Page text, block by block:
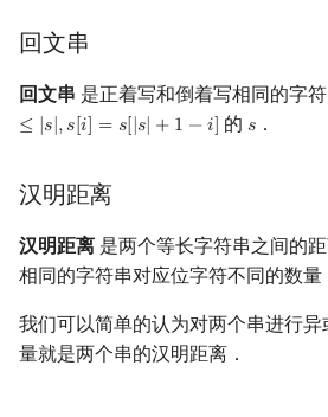
回文串
回文串 是正着写和倒着写相同的字
≤ |𝑠|,𝑠[𝑖] = 𝑠[|𝑠| + 1 −𝑖] 的 𝑠
s ．
汉明距离
汉明距离 是两个等长字符串之间的
相同的字符串对应位字符不同的数量
我们可以简单的认为对两个串进行异
量就是两个串的汉明距离．